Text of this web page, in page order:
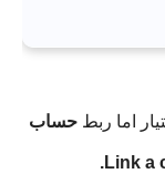
حساب
Link a